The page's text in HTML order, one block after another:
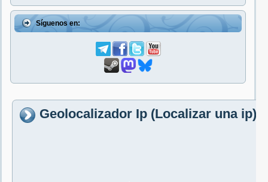
Síguenos en:
Geolocalizador Ip (Localizar una ip)